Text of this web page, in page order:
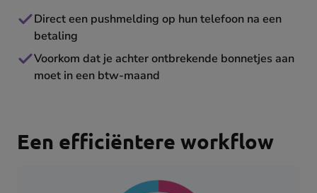
Direct een pushmelding op hun telefoon na een
betaling
Voorkom dat je achter ontbrekende bonnetjes aan
moet in een btw-maand
Een efficiëntere workflow